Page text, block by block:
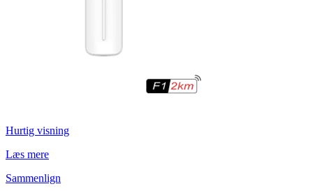
Hurtig visning
Læs mere
Sammenlign